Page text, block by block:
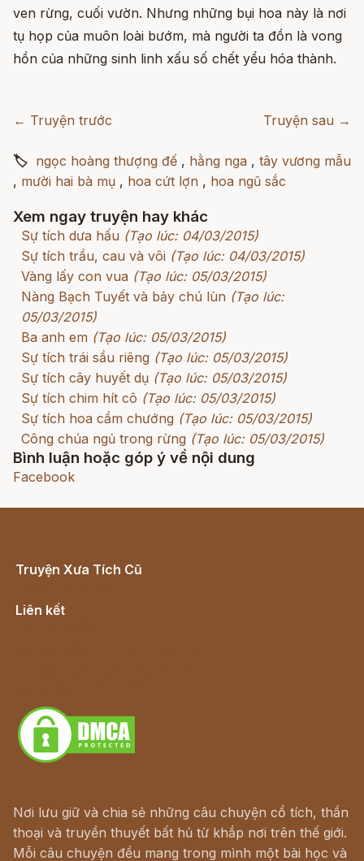
ven rừng, cuối vườn. Nhưng những bụi hoa này là nơi
tụ họp của muôn loài bướm, mà người ta đồn là vong
hồn của những sinh linh xấu số chết yểu hóa thành.
← Truyện trước Truyện sau →
🏷 ngọc hoàng thượng đế , hằng nga , tây vương mẫu
, mười hai bà mụ , hoa cứt lợn , hoa ngũ sắc
Xem ngay truyện hay khác
Sự tích dưa hấu (Tạo lúc: 04/03/2015)
Sự tích trầu, cau và vôi (Tạo lúc: 04/03/2015)
Vàng lấy con vua (Tạo lúc: 05/03/2015)
Nàng Bạch Tuyết và bảy chú lùn (Tạo lúc:
05/03/2015)
Ba anh em (Tạo lúc: 05/03/2015)
Sự tích trái sầu riêng (Tạo lúc: 05/03/2015)
Sự tích cây huyết dụ (Tạo lúc: 05/03/2015)
Sự tích chim hít cô (Tạo lúc: 05/03/2015)
Sự tích hoa cẩm chướng (Tạo lúc: 05/03/2015)
Công chúa ngủ trong rừng (Tạo lúc: 05/03/2015)
Bình luận hoặc góp ý về nội dung
Facebook
Truyện Xưa Tích Cũ
Liên kết
Nơi lưu giữ và chia sẻ những câu chuyện cổ tích, thần
thoại và truyền thuyết bất hủ từ khắp nơi trên thế giới.
Mỗi câu chuyện đều mang trong mình một bài học và